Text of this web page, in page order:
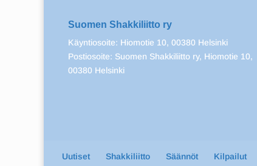
Suomen Shakkiliitto ry
Käyntiosoite: Hiomotie 10, 00380 Helsinki
Postiosoite: Suomen Shakkiliitto ry, Hiomotie 10,
00380 Helsinki
Uutiset Shakkiliitto Säännöt Kilpailut